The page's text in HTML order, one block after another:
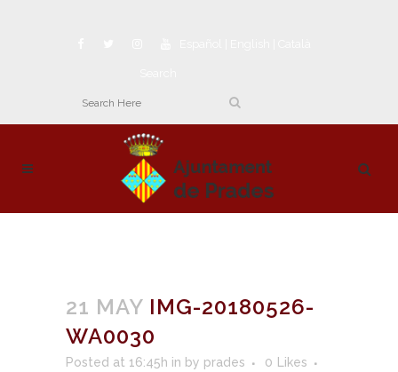
21 MAY IMG-20180526-
WA0030
Posted at 16:45h in by prades 0 Likes